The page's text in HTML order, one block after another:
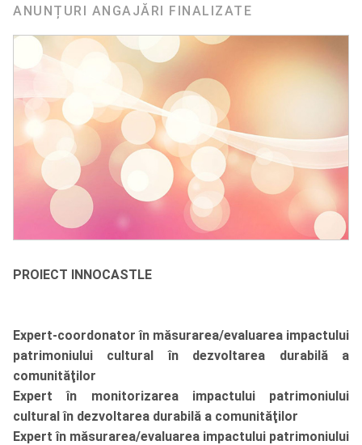
ANUNȚURI ANGAJĂRI FINALIZATE
PROIECT INNOCASTLE
Expert-coordonator în măsurarea/evaluarea impactului
patrimoniului cultural în dezvoltarea durabilă a
comunităţilor
Expert
în monitorizarea impactului patrimoniului
cultural în dezvoltarea durabilă a comunităţilor
Expert în măsurarea/evaluarea impactului patrimoniului